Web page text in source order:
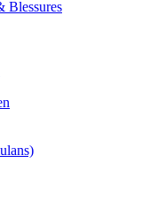
Blessures